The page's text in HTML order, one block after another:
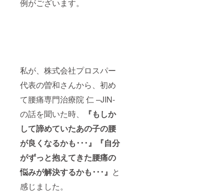
例がございます。
私が、株式会社プロスパー
代表の曽和さんから、初め
て腰痛専門治療院 仁 –JIN-
の話を聞いた時、
『もしか
して諦めていたあの子の腰
が良くなるかも･･･』『自分
がずっと抱えてきた腰痛の
悩みが解決するかも･･･』 と
感じました。